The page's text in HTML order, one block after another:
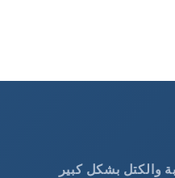
والكتل بشكل كبير